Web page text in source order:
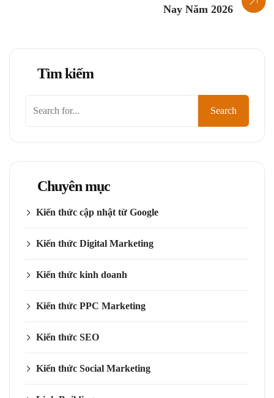
Nay Năm 2026
Tìm kiếm
Search
Chuyên mục
Kiến thức cập nhật từ Google
Kiến thức Digital Marketing
Kiến thức kinh doanh
Kiến thức PPC Marketing
Kiến thức SEO
Kiến thức Social Marketing